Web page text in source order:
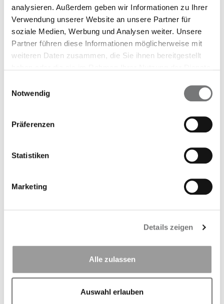
analysieren. Außerdem geben wir Informationen zu Ihrer
Verwendung unserer Website an unsere Partner für
soziale Medien, Werbung und Analysen weiter. Unsere
Partner führen diese Informationen möglicherweise mit
weiteren Daten zusammen, die Sie ihnen bereitgestellt
Notwendig
Präferenzen
Statistiken
Marketing
Details zeigen
Alle zulassen
Auswahl erlauben
Frühgeburten
Infektionsscreening mittels Abstrich